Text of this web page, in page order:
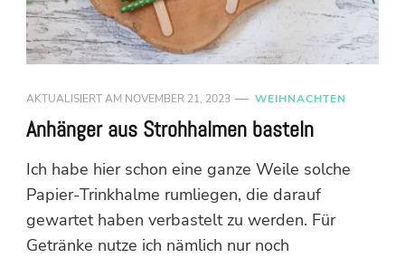
AKTUALISIERT AM NOVEMBER 21, 2023 WEIHNACHTEN
Anhänger aus Strohhalmen basteln
Ich habe hier schon eine ganze Weile solche
Papier-Trinkhalme rumliegen, die darauf
gewartet haben verbastelt zu werden. Für
Getränke nutze ich nämlich nur noch